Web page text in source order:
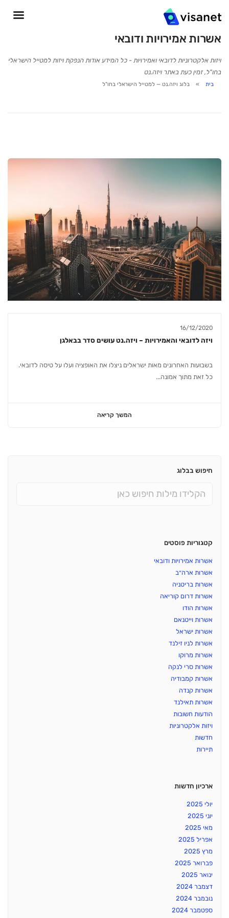
אשרות אמירויות ודובאי
ויזות אלקטרוניות לדובאי ואמירויות - כל המידע אודות הנפקת ויזות למטייל הישראלי
בחו"ל, זמין כעת באתר ויזה.נט
בית בלוג ויזה.נט — למטייל הישראלי בחו"ל
16/12/2020
ויזה לדובאי והאמירויות – ויזה.נט עושים סדר בבאלגן
בשבועות האחרונים מאות ישראלים ניצלו את האופציה ועלו על טיסה לדובאי.
כל זאת מתוך אמונה...
המשך קריאה
חיפוש בבלוג
קטגוריות פוסטים
אשרות אמירויות ודובאי
אשרות ארה״ב
אשרות בריטניה
אשרות דרום קוריאה
אשרות הודו
אשרות וייטנאם
אשרות ישראל
אשרות לניו זילנד
אשרות מרוקו
אשרות סרי לנקה
אשרות קמבודיה
אשרות קנדה
אשרות תאילנד
הודעות חשובות
ויזות אלקטרוניות
חדשות
תיירות
ארכיון חדשות
יולי 2025
יוני 2025
מאי 2025
אפריל 2025
מרץ 2025
פברואר 2025
ינואר 2025
דצמבר 2024
נובמבר 2024
ספטמבר 2024